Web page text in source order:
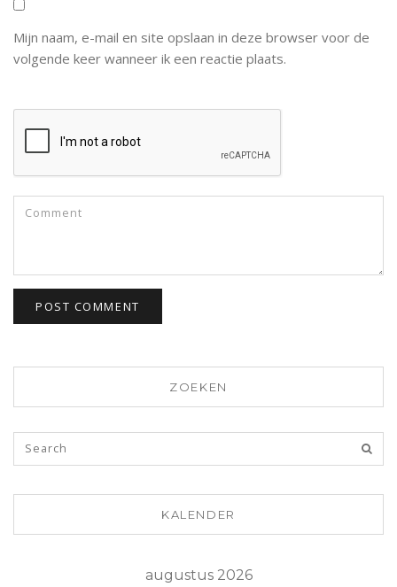
Mijn naam, e-mail en site opslaan in deze browser voor de
volgende keer wanneer ik een reactie plaats.
ZOEKEN
KALENDER
augustus 2026